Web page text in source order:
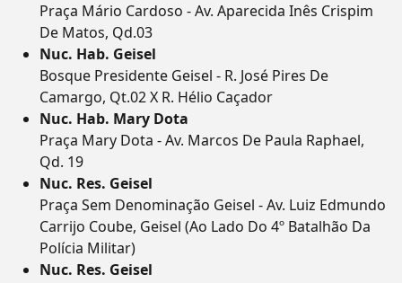
Praça Mário Cardoso - Av. Aparecida Inês Crispim
De Matos, Qd.03
Nuc. Hab. Geisel
Bosque Presidente Geisel - R. José Pires De
Camargo, Qt.02 X R. Hélio Caçador
Nuc. Hab. Mary Dota
Praça Mary Dota - Av. Marcos De Paula Raphael,
Qd. 19
Nuc. Res. Geisel
Praça Sem Denominação Geisel - Av. Luiz Edmundo
Carrijo Coube, Geisel (Ao Lado Do 4º Batalhão Da
Polícia Militar)
Nuc. Res. Geisel